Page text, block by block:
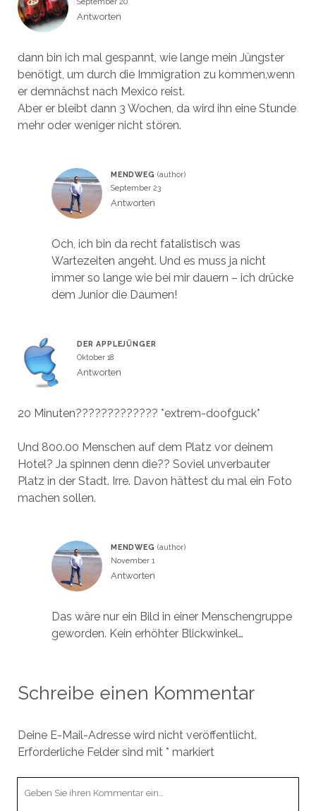
Antworten
dann bin ich mal gespannt, wie lange mein Jüngster
benötigt, um durch die Immigration zu kommen,wenn
er demnächst nach Mexico reist.
Aber er bleibt dann 3 Wochen, da wird ihn eine Stunde
mehr oder weniger nicht stören.
MENDWEG
September 23
Antworten
Och, ich bin da recht fatalistisch was
Wartezeiten angeht. Und es muss ja nicht
immer so lange wie bei mir dauern – ich drücke
dem Junior die Daumen!
DER APPLEJÜNGER
Oktober 18
Antworten
20 Minuten????????????? *extrem-doofguck*
Und 800.00 Menschen auf dem Platz vor deinem
Hotel? Ja spinnen denn die?? Soviel unverbauter
Platz in der Stadt. Irre. Davon hättest du mal ein Foto
machen sollen.
MENDWEG
November 1
Antworten
Das wäre nur ein Bild in einer Menschengruppe
geworden. Kein erhöhter Blickwinkel…
Schreibe einen Kommentar
Deine E-Mail-Adresse wird nicht veröffentlicht.
Erforderliche Felder sind mit * markiert